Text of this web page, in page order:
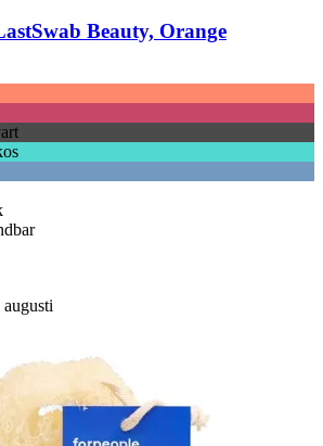
Beauty, Orange